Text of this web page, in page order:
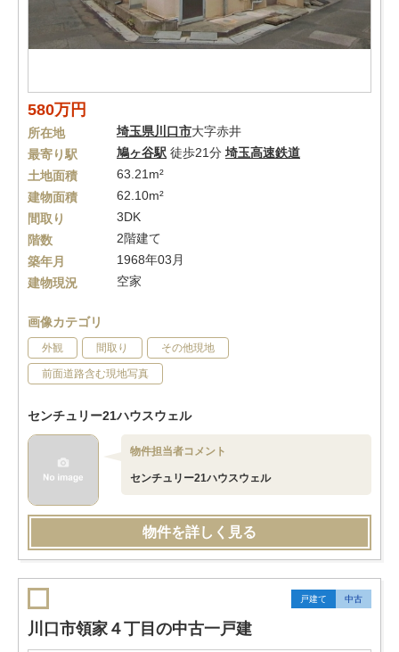
580万円
所在地 埼玉県川口市大字赤井
最寄り駅
鳩ヶ谷駅 徒歩21分 埼玉高速鉄道
土地面積
63.21m²
建物面積
62.10m²
間取り
3DK
階数
2階建て
築年月
1968年03月
建物現況
空家
画像カテゴリ
外観 間取り その他現地
前面道路含む現地写真
センチュリー21ハウスウェル
物件担当者コメント
センチュリー21ハウスウェル
物件を詳しく見る
戸建て 中古
川口市領家４丁目の中古一戸建